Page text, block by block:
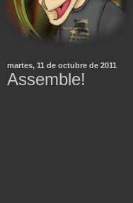
martes, 11 de octubre de 2011
Assemble!